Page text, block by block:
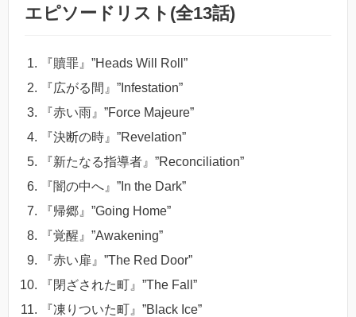
エピソードリスト(全13話)
『贖罪』”Heads Will Roll”
『広がる間』”Infestation”
『赤い雨』”Force Majeure”
『決断の時』”Revelation”
『新たなる指導者』”Reconciliation”
『闇の中へ』”In the Dark”
『帰郷』”Going Home”
『覚醒』”Awakening”
『赤い扉』”The Red Door”
『閉ざされた町』”The Fall”
『凍りついた町』”Black Ice”